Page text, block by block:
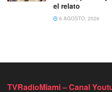
el relato
6 AGOSTO, 2026
TVRadioMiami – Canal